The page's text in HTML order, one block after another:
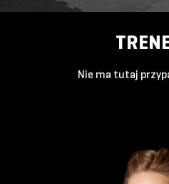
Nie ma tutaj